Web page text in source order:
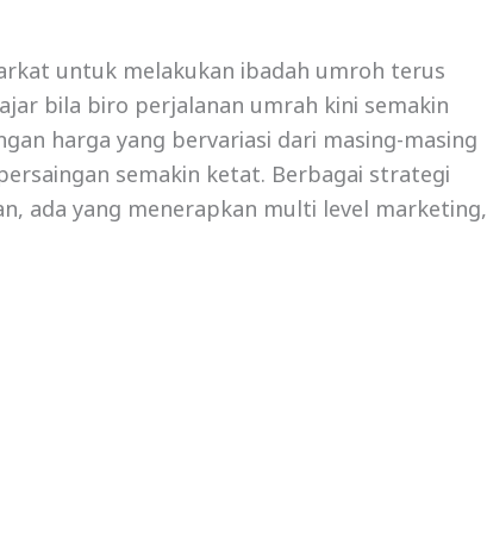
untuk melakukan ibadah umroh terus
bila biro perjalanan umrah kini semakin
harga yang bervariasi dari masing-masing
semakin ketat. Berbagai strategi
ada yang menerapkan multi level marketing,